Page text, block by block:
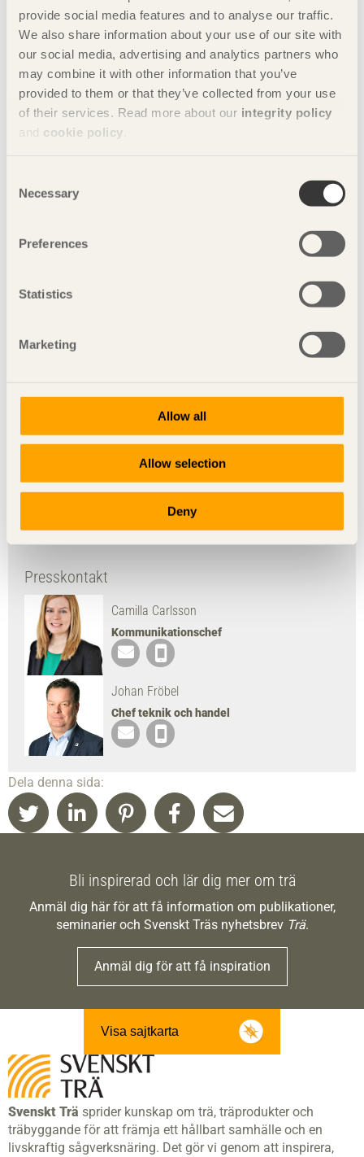
provide social media features and to analyse our traffic.
We also share information about your use of our site with
our social media, advertising and analytics partners who
may combine it with other information that you’ve
provided to them or that they’ve collected from your use
of their services. Read more about our integrity policy
and cookie policy
Selection
Necessary
Preferences
Statistics
Marketing
Allow all
Allow selection
Deny
delats ut sedan 1962 och hyllar de personer som med
gagnelig gärning fört branschens utveckling framåt.
Nyckelord
trä träbyggande
sågverk
teknik
Bilder
Jan Brundin, fotograf
Anki Frécon.
Presskontakt
Camilla Carlsson
Kommunikationschef
Johan Fröbel
Chef teknik och handel
Dela denna sida:
Bli inspirerad och lär dig mer om trä
Anmäl dig här för att få information om publikationer,
seminarier och Svenskt Träs nyhetsbrev Trä.
Anmäl dig för att få inspiration
Visa sajtkarta
Svenskt Trä sprider kunskap om trä, träprodukter och
träbyggande för att främja ett hållbart samhälle och en
livskraftig sågverksnäring. Det gör vi genom att inspirera,